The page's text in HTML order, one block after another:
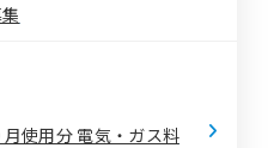
月使用分 電気・ガス料